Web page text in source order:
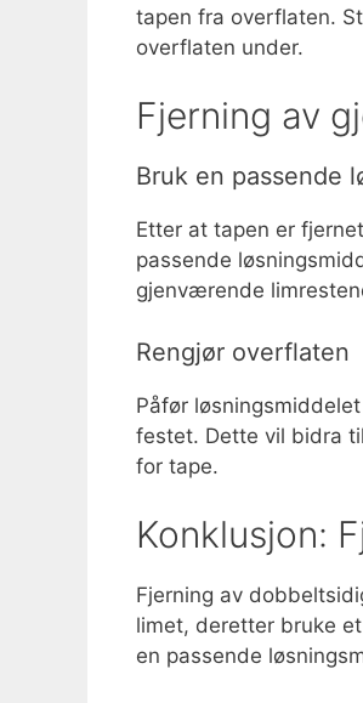
tapen fra overflaten.
overflaten under.
Fjerning av
Bruk en passende
Etter at tapen er
passende
gjenværende
Rengjør overflaten
Påfør
festet. Dette vil bidra
for tape.
Konklusjon:
Fjerning av
limet, deretter bruke
en passende